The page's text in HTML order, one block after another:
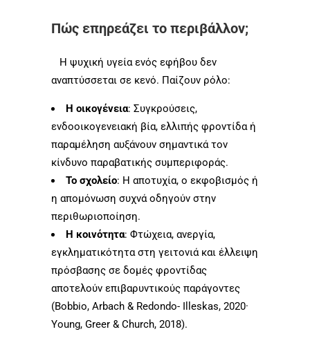
Πώς επηρεάζει το περιβάλλον;
Η ψυχική υγεία ενός εφήβου δεν
αναπτύσσεται σε κενό. Παίζουν ρόλο:
Η οικογένεια: Συγκρούσεις,
ενδοοικογενειακή βία, ελλιπής φροντίδα ή
παραμέληση αυξάνουν σημαντικά τον
κίνδυνο παραβατικής συμπεριφοράς.
Το σχολείο: Η αποτυχία, ο εκφοβισμός ή
η απομόνωση συχνά οδηγούν στην
περιθωριοποίηση.
Η κοινότητα: Φτώχεια, ανεργία,
εγκληματικότητα στη γειτονιά και έλλειψη
πρόσβασης σε δομές φροντίδας
αποτελούν επιβαρυντικούς παράγοντες
(Bobbio, Arbach & Redondo- Illeskas, 2020·
Young, Greer & Church, 2018).